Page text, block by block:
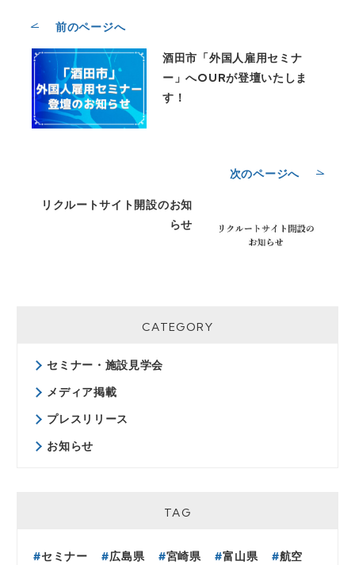
前のページへ
酒田市「外国人雇用セミナ
ー」へOURが登壇いたしま
す！
次のページへ
リクルートサイト開設のお知
らせ
CATEGORY
セミナー・施設見学会
メディア掲載
プレスリリース
お知らせ
TAG
セミナー 広島県 宮崎県 富山県
航空